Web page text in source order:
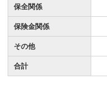
保全関係
保険金関係
その他
合計